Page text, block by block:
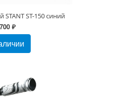
ST-150 синий
₽